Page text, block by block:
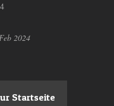
2024
Startseite